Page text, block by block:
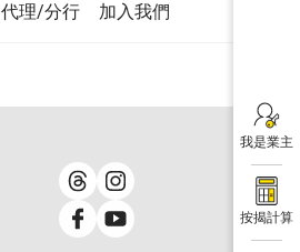
我是業主
按揭計算
代理/分行 加入我們